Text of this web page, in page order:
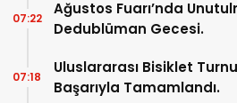
Ağustos Fuarı’nda
Dedublüman Gecesi.
07:22
Uluslararası Bisiklet
Başarıyla Tamamlandı.
07:18